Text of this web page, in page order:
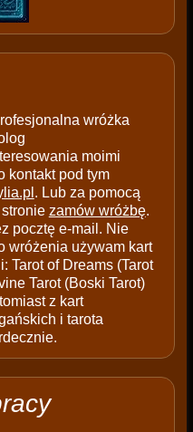
wróżka
moimi
kontakt pod tym
. Lub za pomocą
zamów wróżbę.
pocztę e-mail. Nie
wróżenia używam kart
Tarot of Dreams (Tarot
Tarot (Boski Tarot)
z kart
i tarota